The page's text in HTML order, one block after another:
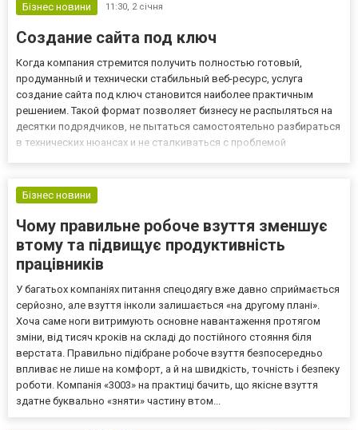
Бізнес новини 11:30, 2 січня
Создание сайта под ключ
Когда компания стремится получить полностью готовый,
продуманный и технически стабильный веб-ресурс, услуга
создание сайта под ключ становится наиболее практичным
решением. Такой формат позволяет бизнесу не распыляться на
десятки подрядчиков, не пытаться самостоятельно разбираться
в технических нюансах и не сталкиваться с проблемой
структура, диза...
Бізнес новини
Чому правильне робоче взуття зменшує
втому та підвищує продуктивність
працівників
У багатьох компаніях питання спецодягу вже давно сприймається
серйозно, але взуття інколи залишається «на другому плані».
Хоча саме ноги витримують основне навантаження протягом
зміни, від тисяч кроків на складі до постійного стояння біля
верстата. Правильно підібране робоче взуття безпосередньо
впливає не лише на комфорт, а й на швидкість, точність і безпеку
роботи. Компанія «3003» на практиці бачить, що якісне взуття
здатне буквально «зняти» частину втом...